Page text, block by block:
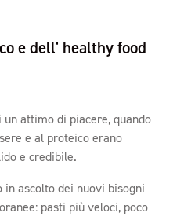
e dell' healthy food
attimo di piacere, quando
e al proteico erano
e credibile.
ascolto dei nuovi bisogni
pasti più veloci, poco